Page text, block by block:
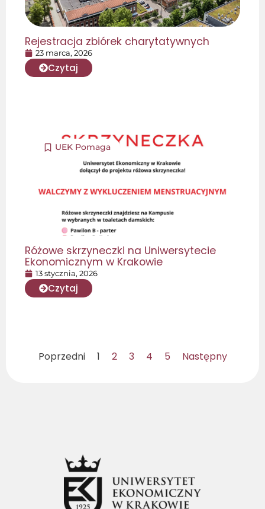
Rejestracja zbiórek charytatywnych
23 marca, 2026
Czytaj
UEK Pomaga
Różowe skrzyneczki na Uniwersytecie
Ekonomicznym w Krakowie
13 stycznia, 2026
Czytaj
Poprzedni 1 2 3 4 5 Następny